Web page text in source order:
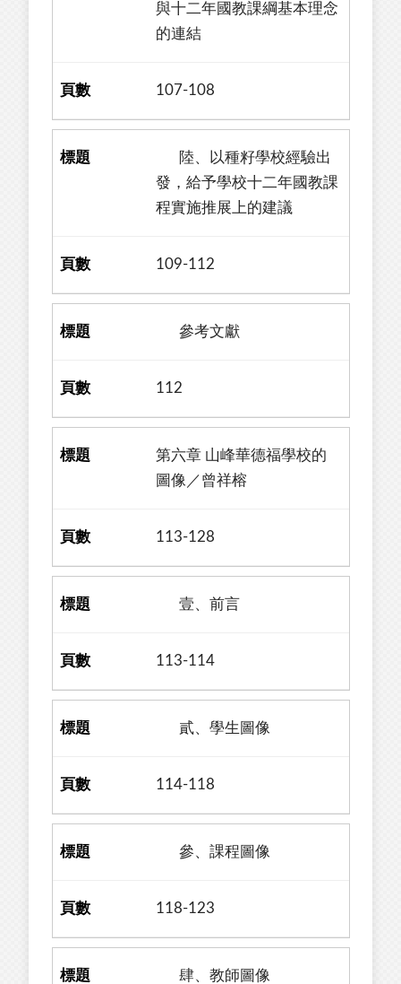
與十二年國教課綱基本理念
的連結
107-108
陸、以種籽學校經驗出
發，給予學校十二年國教課
程實施推展上的建議
109-112
參考文獻
112
第六章 山峰華德福學校的
圖像／曾祥榕
113-128
壹、前言
113-114
貳、學生圖像
114-118
參、課程圖像
118-123
肆、教師圖像